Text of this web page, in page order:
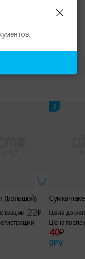
(Большой)
22₽
3
Сумка-
Цена до
Цена после
40₽
0PV